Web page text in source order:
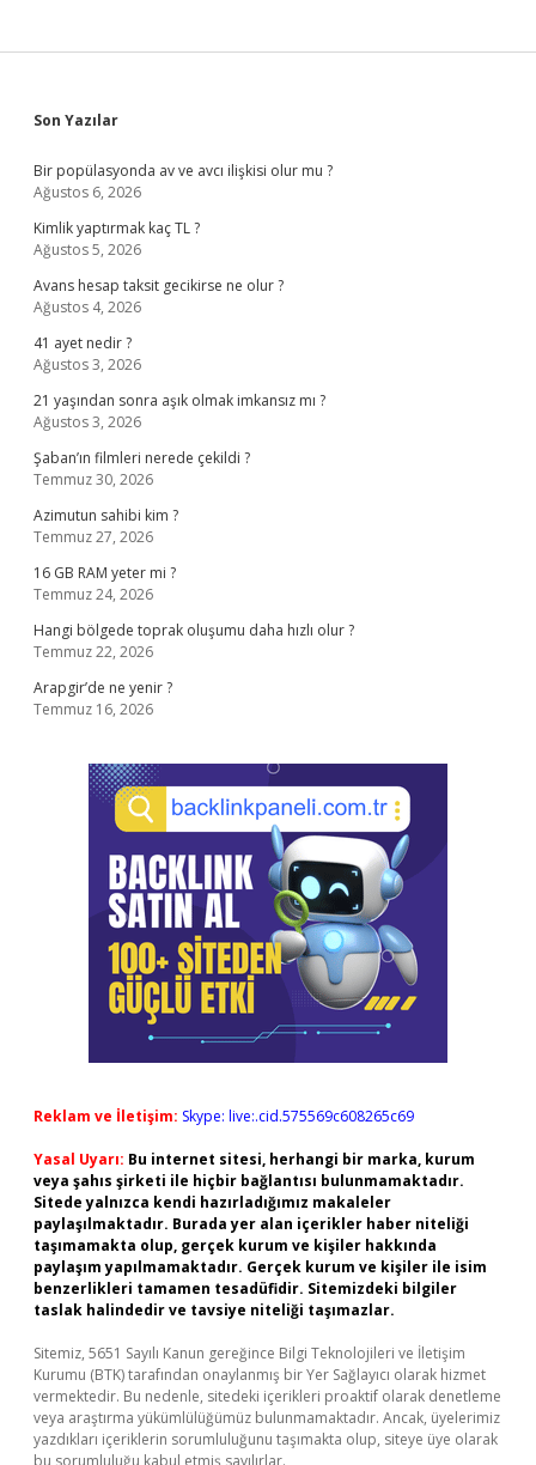
Sidebar
Son Yazılar
Bir popülasyonda av ve avcı ilişkisi olur mu ?
Ağustos 6, 2026
Kimlik yaptırmak kaç TL ?
Ağustos 5, 2026
Avans hesap taksit gecikirse ne olur ?
Ağustos 4, 2026
41 ayet nedir ?
Ağustos 3, 2026
21 yaşından sonra aşık olmak imkansız mı ?
Ağustos 3, 2026
Şaban’ın filmleri nerede çekildi ?
Temmuz 30, 2026
Azimutun sahibi kim ?
Temmuz 27, 2026
16 GB RAM yeter mi ?
Temmuz 24, 2026
Hangi bölgede toprak oluşumu daha hızlı olur ?
Temmuz 22, 2026
Arapgir’de ne yenir ?
Temmuz 16, 2026
Reklam ve İletişim: Skype: live:.cid.575569c608265c69
Yasal Uyarı: Bu internet sitesi, herhangi bir marka, kurum
veya şahıs şirketi ile hiçbir bağlantısı bulunmamaktadır.
Sitede yalnızca kendi hazırladığımız makaleler
paylaşılmaktadır. Burada yer alan içerikler haber niteliği
taşımamakta olup, gerçek kurum ve kişiler hakkında
paylaşım yapılmamaktadır. Gerçek kurum ve kişiler ile isim
benzerlikleri tamamen tesadüfidir. Sitemizdeki bilgiler
taslak halindedir ve tavsiye niteliği taşımazlar.
Sitemiz, 5651 Sayılı Kanun gereğince Bilgi Teknolojileri ve İletişim
Kurumu (BTK) tarafından onaylanmış bir Yer Sağlayıcı olarak hizmet
vermektedir. Bu nedenle, sitedeki içerikleri proaktif olarak denetleme
veya araştırma yükümlülüğümüz bulunmamaktadır. Ancak, üyelerimiz
yazdıkları içeriklerin sorumluluğunu taşımakta olup, siteye üye olarak
bu sorumluluğu kabul etmiş sayılırlar.